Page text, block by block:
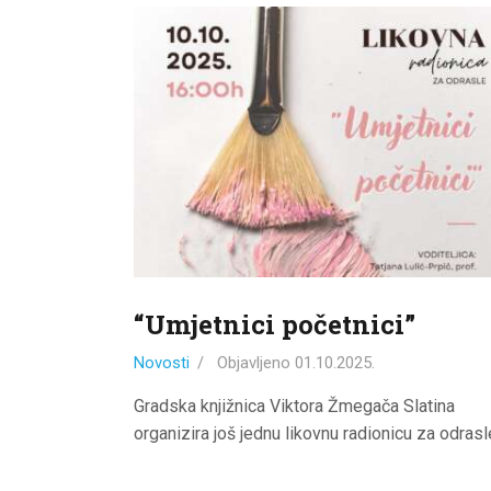
“Umjetnici početnici”
Novosti Objavljeno 01.10.2025.
Gradska knjižnica Viktora Žmegača Slatina
organizira još jednu likovnu radionicu za